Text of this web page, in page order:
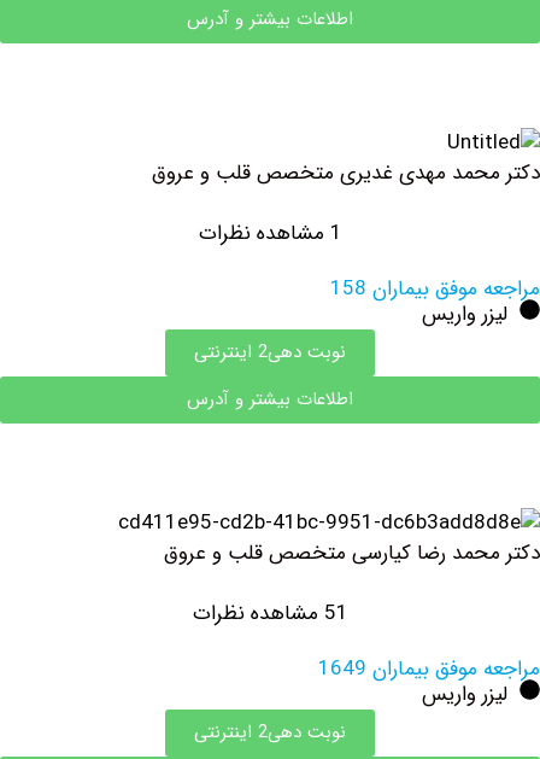
اطلاعات بیشتر و آدرس
مهدی غدیری متخصص قلب و عروق
بیماران 158
واریس
نوبت دهی2 اینترنتی
اطلاعات بیشتر و آدرس
رضا کیارسی متخصص قلب و عروق
بیماران 1649
واریس
نوبت دهی2 اینترنتی